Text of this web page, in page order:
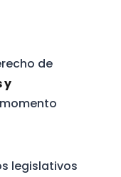
de
y
legislativos